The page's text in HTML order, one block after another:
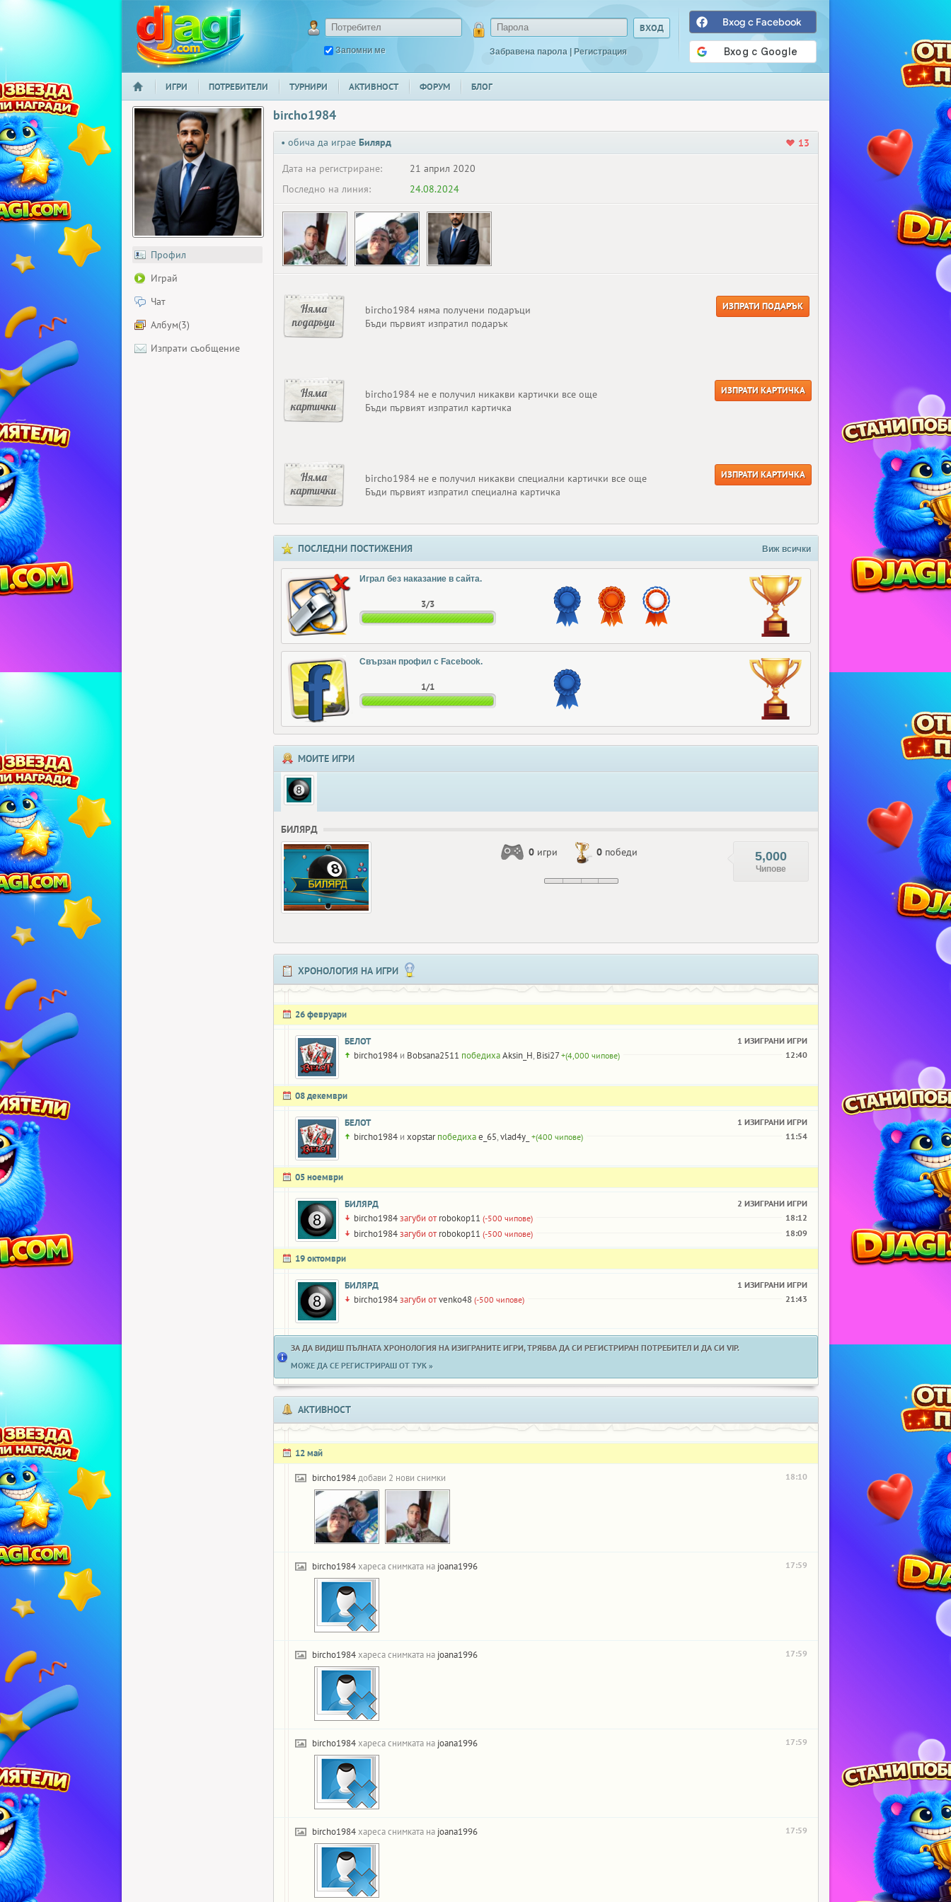
djagi.com
Запомни ме Забравена парола | Регистрация
Вход с Facebook
НАЧАЛО
ИГРИ ПОТРЕБИТЕЛИ ТУРНИРИ АКТИВНОСТ ФОРУМ БЛОГ
Профил
Играй
Чат
Албум(3)
Изпрати съобщение
bircho1984
• обича да играе Билярд
13
Дата на регистриране:
21 април 2020
Последно на линия:
24.08.2024
Няма
подаръци
bircho1984 няма получени подаръци
Бъди първият изпратил подарък
ИЗПРАТИ ПОДАРЪК
Няма
картички
bircho1984 не е получил никакви картички все още
Бъди първият изпратил картичка
ИЗПРАТИ КАРТИЧКА
Няма
картички
bircho1984 не е получил никакви специални картички все още
Бъди първият изпратил специална картичка
ИЗПРАТИ КАРТИЧКА
ПОСЛЕДНИ ПОСТИЖЕНИЯ Виж всички
Играл без наказание в сайта.
3/3
Свързан профил с Facebook.
1/1
МОИТЕ ИГРИ
БИЛЯРД
0 игри 0 победи 5,000
Чипове
ХРОНОЛОГИЯ НА ИГРИ
26 февруари
БЕЛОТ 1 ИЗИГРАНИ ИГРИ
bircho1984 и Bobsana2511 победихаAksin_H, Bisi27 +(4,000 чипове) 12:40
08 декември
БЕЛОТ 1 ИЗИГРАНИ ИГРИ
bircho1984 и xopstar победихаe_65,vlad4y_ +(400 чипове) 11:54
05 ноември
БИЛЯРД 2 ИЗИГРАНИ ИГРИ
bircho1984загуби от robokop11 (-500 чипове) 18:12
bircho1984загуби от robokop11 (-500 чипове) 18:09
19 октомври
БИЛЯРД 1 ИЗИГРАНИ ИГРИ
bircho1984загуби отvenko48 (-500 чипове) 21:43
ЗА ДА ВИДИШ ПЪЛНАТА ХРОНОЛОГИЯ НА ИЗИГРАНИТЕ ИГРИ, ТРЯБВА ДА СИ РЕГИСТРИРАН ПОТРЕБИТЕЛ И ДА СИ VIP.
МОЖЕ ДА СЕ РЕГИСТРИРАШ ОТ ТУК »
АКТИВНОСТ
12 май
bircho1984добави 2 нови снимки 18:10
bircho1984хареса снимката на joana1996 17:59
bircho1984хареса снимката на joana1996 17:59
bircho1984хареса снимката на joana1996 17:59
bircho1984хареса снимката на joana1996 17:59